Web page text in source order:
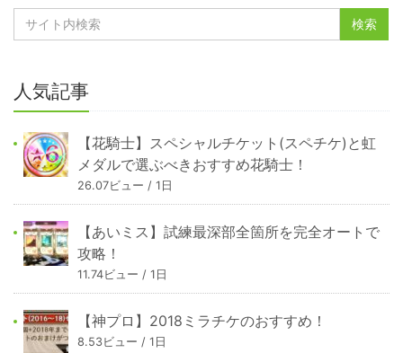
人気記事
【花騎士】スペシャルチケット(スペチケ)と虹
メダルで選ぶべきおすすめ花騎士！
26.07ビュー / 1日
【あいミス】試練最深部全箇所を完全オートで
攻略！
11.74ビュー / 1日
【神プロ】2018ミラチケのおすすめ！
8.53ビュー / 1日